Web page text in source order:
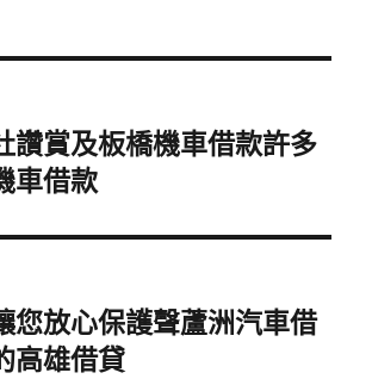
讚賞及板橋機車借款許多
車借款
您放心保護聲蘆洲汽車借
高雄借貸